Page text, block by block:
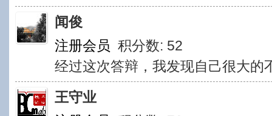
闻俊
注册会员 积分数: 52
经过这次答辩，我发现自己很大的
王守业